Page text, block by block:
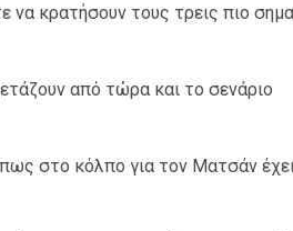
κρατήσουν τους τρεις πιο
από τώρα και το σενάριο
στο κόλπο για τον Ματσάν έχει